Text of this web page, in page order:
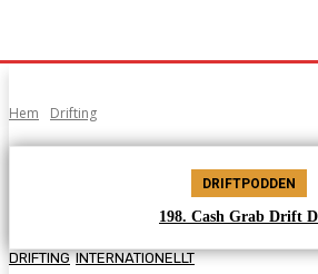
Hem Drifting
DRIFTPODDEN
198. Cash Grab Drift
DRIFTING INTERNATIONELLT